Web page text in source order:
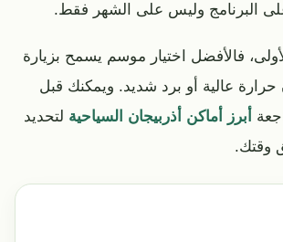
البرنامج وليس على الشهر فقط.
فالأفضل اختيار موسم يسمح بزيارة
حرارة عالية أو برد شديد. ويمكنك قبل
أبرز أماكن أذربيجان السياحية لتحديد
وقتك.